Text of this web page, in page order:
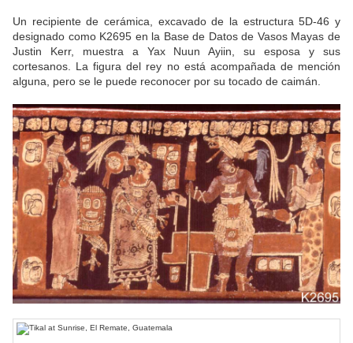
Un recipiente de cerámica, excavado de la estructura 5D-46 y
designado como K2695 en la Base de Datos de Vasos Mayas de
Justin Kerr, muestra a Yax Nuun Ayiin, su esposa y sus
cortesanos. La figura del rey no está acompañada de mención
alguna, pero se le puede reconocer por su tocado de caimán.